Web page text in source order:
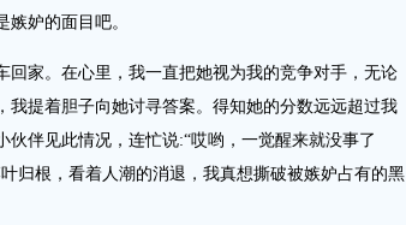
妒的面目吧。
家。在心里，我一直把她视为我的竞争对手，无论
我提着胆子向她讨寻答案。得知她的分数远远超过我
伴见此情况，连忙说:“哎哟，一觉醒来就没事了
归根，看着人潮的消退，我真想撕破被嫉妒占有的黑